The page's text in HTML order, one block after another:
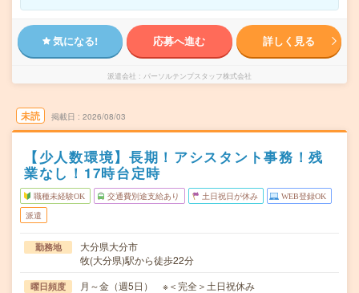
気になる! 応募へ進む 詳しく見る
派遣会社 パーソルテンプスタッフ株式会社
未読 掲載日 2026/08/03
【少人数環境】長期！アシスタント事務！残
業なし！17時台定時
職種未経験OK 交通費別途支給あり 土日祝日が休み WEB登録OK
派遣
勤務地
大分県大分市
牧(大分県)駅から徒歩22分
曜日頻度 月～金（週5日） ※＜完全＞土日祝休み